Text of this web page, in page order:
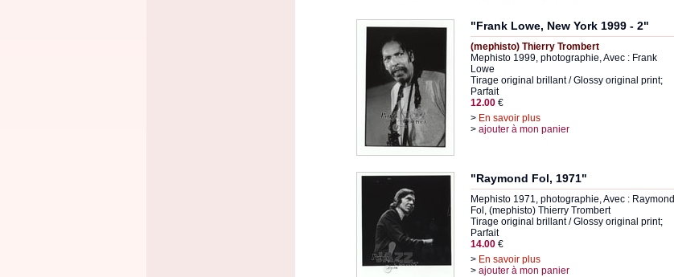
"Frank Lowe, New York 1999 - 2"
(mephisto) Thierry Trombert
Mephisto 1999, photographie, Avec : Frank
Lowe
Tirage original brillant / Glossy original print;
Parfait
12.00 €
> En savoir plus
> ajouter à mon panier
"Raymond Fol, 1971"
Mephisto 1971, photographie, Avec : Raymond
Fol, (mephisto) Thierry Trombert
Tirage original brillant / Glossy original print;
Parfait
14.00 €
> En savoir plus
> ajouter à mon panier